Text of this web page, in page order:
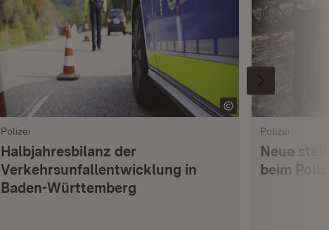
Polizei
Halbjahresbilanz der
Verkehrsunfallentwicklung in
Baden-Württemberg
Polizei
Neue
beim